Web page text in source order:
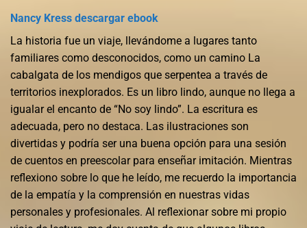
Nancy Kress descargar ebook
La historia fue un viaje, llevándome a lugares tanto
familiares como desconocidos, como un camino La
cabalgata de los mendigos que serpentea a través de
territorios inexplorados. Es un libro lindo, aunque no llega a
igualar el encanto de “No soy lindo”. La escritura es
adecuada, pero no destaca. Las ilustraciones son
divertidas y podría ser una buena opción para una sesión
de cuentos en preescolar para enseñar imitación. Mientras
reflexiono sobre lo que he leído, me recuerdo la importancia
de la empatía y la comprensión en nuestras vidas
personales y profesionales. Al reflexionar sobre mi propio